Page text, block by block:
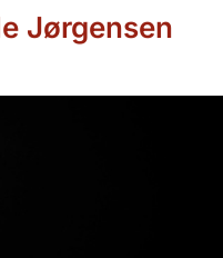
Jørgensen